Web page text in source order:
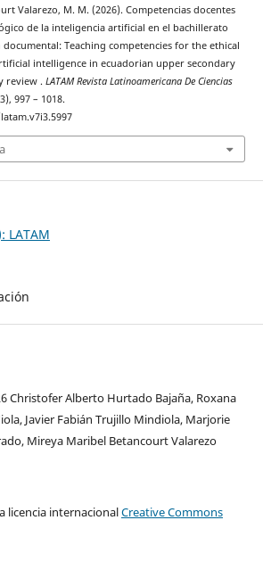
Valarezo, M. M. (2026). Competencias docentes
de la inteligencia artificial en el bachillerato
Teaching competencies for the ethical
intelligence in ecuadorian upper secondary
review . LATAM Revista Latinoamericana De Ciencias
997 – 1018.
LATAM
Christofer Alberto Hurtado Bajaña, Roxana
Javier Fabián Trujillo Mindiola, Marjorie
Mireya Maribel Betancourt Valarezo
licencia internacionalCreative Commons